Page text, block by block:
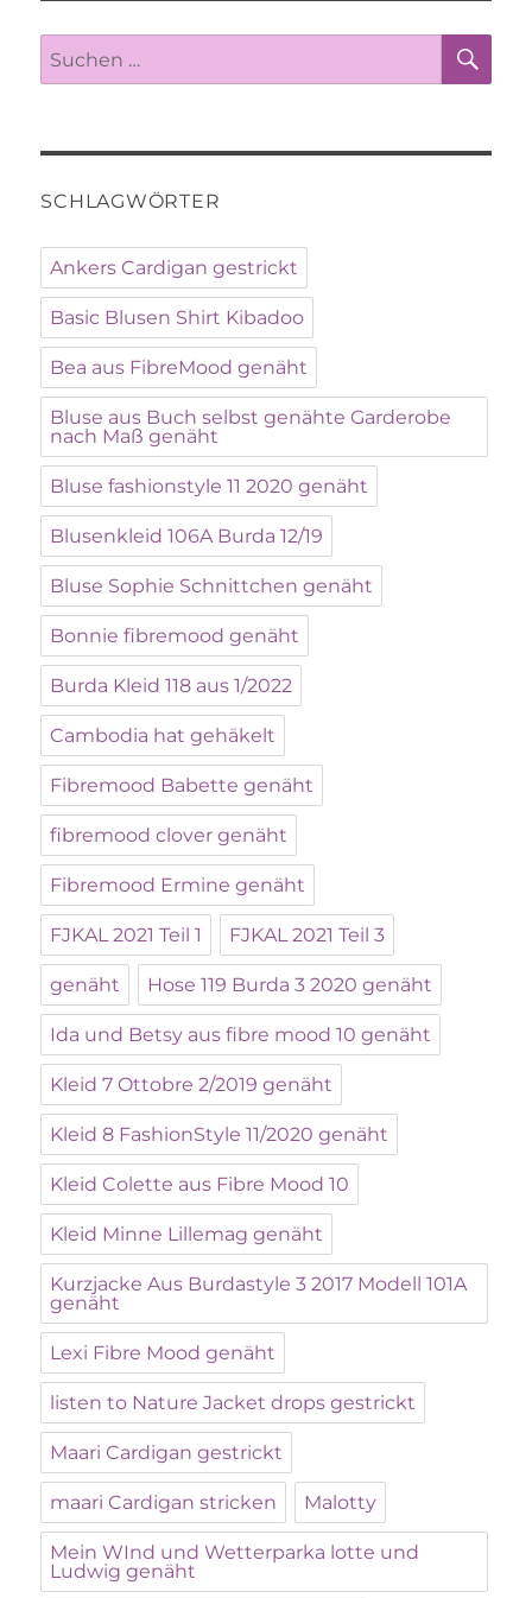
Suche
nach:
SCHLAGWÖRTER
Ankers Cardigan gestrickt
Basic Blusen Shirt Kibadoo
Bea aus FibreMood genäht
Bluse aus Buch selbst genähte Garderobe
nach Maß genäht
Bluse fashionstyle 11 2020 genäht
Blusenkleid 106A Burda 12/19
Bluse Sophie Schnittchen genäht
Bonnie fibremood genäht
Burda Kleid 118 aus 1/2022
Cambodia hat gehäkelt
Fibremood Babette genäht
fibremood clover genäht
Fibremood Ermine genäht
FJKAL 2021 Teil 1 FJKAL 2021 Teil 3
genäht Hose 119 Burda 3 2020 genäht
Ida und Betsy aus fibre mood 10 genäht
Kleid 7 Ottobre 2/2019 genäht
Kleid 8 FashionStyle 11/2020 genäht
Kleid Colette aus Fibre Mood 10
Kleid Minne Lillemag genäht
Kurzjacke Aus Burdastyle 3 2017 Modell 101A
genäht
Lexi Fibre Mood genäht
listen to Nature Jacket drops gestrickt
Maari Cardigan gestrickt
maari Cardigan stricken Malotty
Mein WInd und Wetterparka lotte und
Ludwig genäht